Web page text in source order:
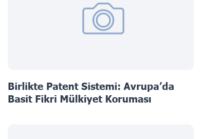
Birlikte Patent Sistemi: Avrupa’da
Basit Fikri Mülkiyet Koruması